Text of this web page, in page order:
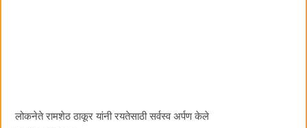
लोकनेते रामशेठ ठाकूर यांनी रयतेसाठी सर्वस्व अर्पण केले